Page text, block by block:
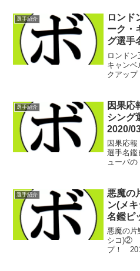
(米)。3
ー...
選手紹介
ロン
ーク・
グ選手
2015/
ロンド
キャン
クアッ
ャンベル
選手な...
選手紹介
因果
シング
2020/
因果応
選手名
ューバ
ると、
(横...
選手紹介
悪魔の
ン(メ
名鑑ピ
悪魔の
シコ)②
プ！